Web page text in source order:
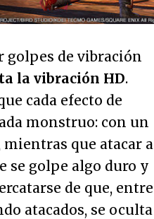
golpes de vibración
la vibración HD.
cada efecto de
monstruo: con un
que atacar a
se golpe algo duro y
de que, entre
atacados, se oculta